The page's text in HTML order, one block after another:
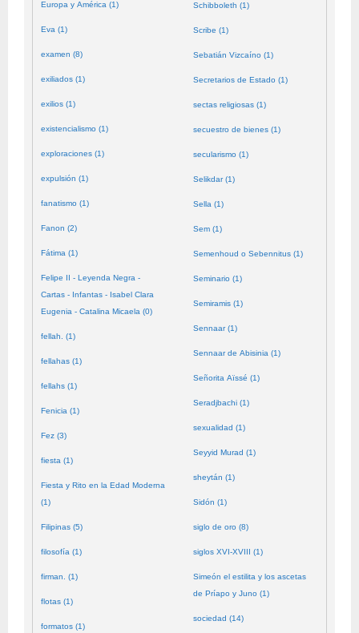
Europa y América (1)
Eva (1)
examen (8)
exiliados (1)
exilios (1)
existencialismo (1)
exploraciones (1)
expulsión (1)
fanatismo (1)
Fanon (2)
Fátima (1)
Felipe II - Leyenda Negra -
Cartas - Infantas - Isabel Clara
Eugenia - Catalina Micaela (0)
fellah. (1)
fellahas (1)
fellahs (1)
Fenicia (1)
Fez (3)
fiesta (1)
Fiesta y Rito en la Edad Moderna
(1)
Filipinas (5)
filosofía (1)
firman. (1)
flotas (1)
formatos (1)
Schibboleth (1)
Scribe (1)
Sebatián Vizcaíno (1)
Secretarios de Estado (1)
sectas religiosas (1)
secuestro de bienes (1)
secularismo (1)
Selikdar (1)
Sella (1)
Sem (1)
Semenhoud o Sebennitus (1)
Seminario (1)
Semiramis (1)
Sennaar (1)
Sennaar de Abisinia (1)
Señorita Aïssé (1)
Seradjbachi (1)
sexualidad (1)
Seyyid Murad (1)
sheytán (1)
Sidón (1)
siglo de oro (8)
siglos XVI-XVIII (1)
Simeón el estilita y los ascetas
de Príapo y Juno (1)
sociedad (14)